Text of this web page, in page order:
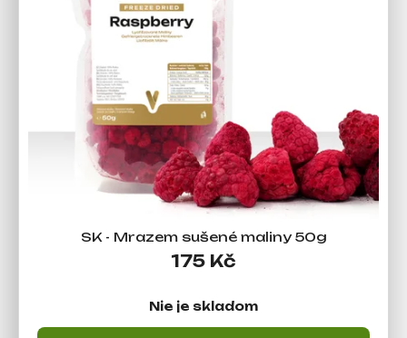
SK - Mrazem sušené maliny 50g
175 Kč
Nie je skladom